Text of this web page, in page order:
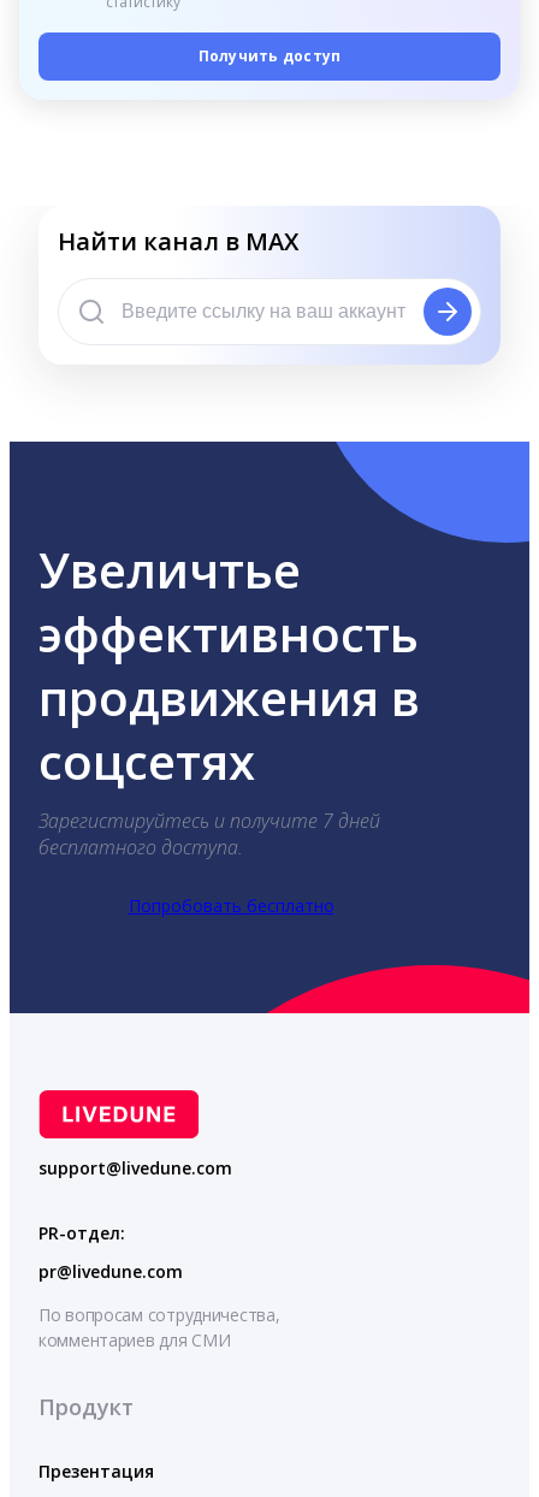
Получить доступ
Найти канал в MAX
Увеличтье
эффективность
продвижения в
соцсетях
Зарегистируйтесь и получите 7 дней
бесплатного доступа.
Попробовать бесплатно
support@livedune.com
PR-отдел:
pr@livedune.com
По вопросам сотрудничества,
комментариев для СМИ
Продукт
Презентация